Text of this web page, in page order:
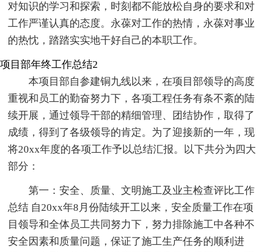
对知识的学习和探索，时刻都不能放松自身的要求和对
工作严谨认真的态度。永葆对工作的热情，永葆对事业
的热忱，踏踏实实地干好自己的本职工作。
项目部年终工作总结2
本项目部自参建铜九线以来，在项目部领导的高度
重视和员工的勤奋努力下，各项工程任务有条不紊的陆
续开展，通过领导干部的精细管理、团结协作，取得了
成绩，得到了各级领导的肯定。为了迎接新的一年，现
将20xx年度的各项工作予以总结汇报。以下共分为四大
部分：
第一：安全、质量、文明施工及业主检查评比工作
总结 自20xx年8月份陆续开工以来，安全质量工作在项
目领导和全体员工共同努力下，努力排除施工中各种不
安全因素和质量问题，保证了施工生产任务的顺利进